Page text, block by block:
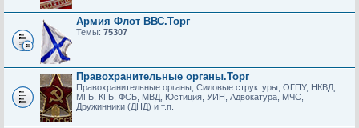
Армия Флот ВВС.Торг
Темы: 75307
Правохранительные органы.Торг
Правохранительные органы, Силовые структуры, ОГПУ, НКВД,
МГБ, КГБ, ФСБ, МВД, Юстиция, УИН, Адвoкатура, МЧС,
Дружинники (ДНД) и т.п.